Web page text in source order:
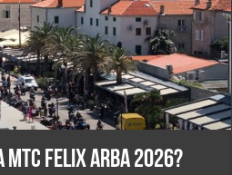
Felix Arba 2026?